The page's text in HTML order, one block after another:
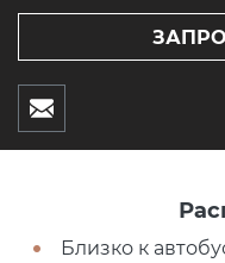
Близко к